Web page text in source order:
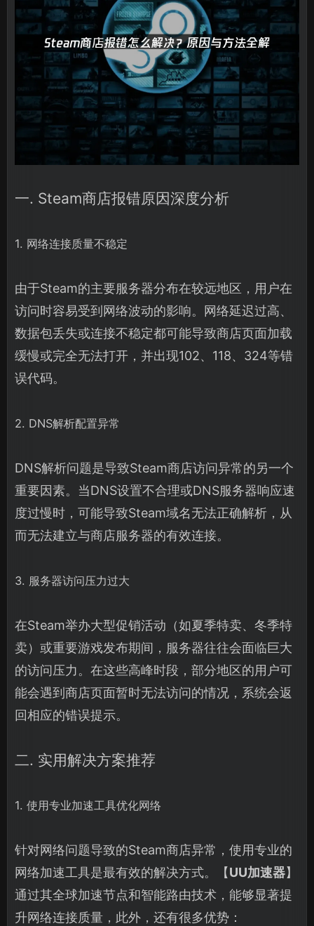
一. Steam商店报错原因深度分析
1. 网络连接质量不稳定
由于Steam的主要服务器分布在较远地区，用户在
访问时容易受到网络波动的影响。网络延迟过高、
数据包丢失或连接不稳定都可能导致商店页面加载
缓慢或完全无法打开，并出现102、118、324等错
误代码。
2. DNS解析配置异常
DNS解析问题是导致Steam商店访问异常的另一个
重要因素。当DNS设置不合理或DNS服务器响应速
度过慢时，可能导致Steam域名无法正确解析，从
而无法建立与商店服务器的有效连接。
3. 服务器访问压力过大
在Steam举办大型促销活动（如夏季特卖、冬季特
卖）或重要游戏发布期间，服务器往往会面临巨大
的访问压力。在这些高峰时段，部分地区的用户可
能会遇到商店页面暂时无法访问的情况，系统会返
回相应的错误提示。
二. 实用解决方案推荐
1. 使用专业加速工具优化网络
针对网络问题导致的Steam商店异常，使用专业的
网络加速工具是最有效的解决方式。【UU加速器】
通过其全球加速节点和智能路由技术，能够显著提
升网络连接质量，此外，还有很多优势：